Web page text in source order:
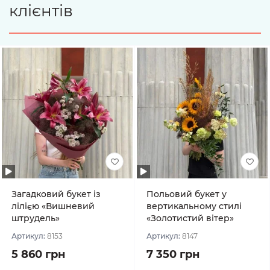
клієнтів
Загадковий букет із
лілією «Вишневий
штрудель»
Артикул: 8153
5 860 грн
Польовий букет у
вертикальному стилі
«Золотистий вітер»
Артикул: 8147
7 350 грн